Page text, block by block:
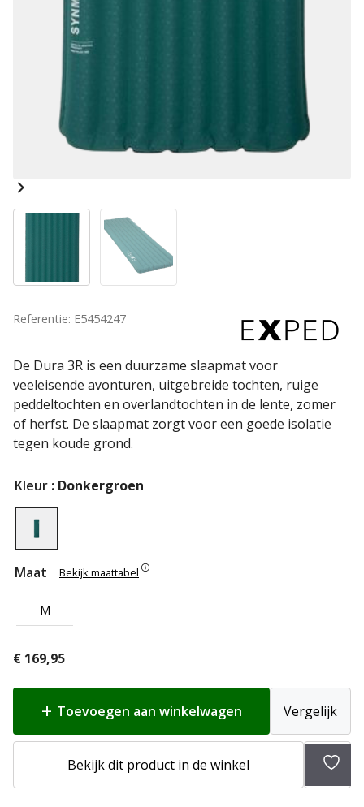
Referentie: E5454247
De Dura 3R is een duurzame slaapmat voor
veeleisende avonturen, uitgebreide tochten, ruige
peddeltochten en overlandtochten in de lente, zomer
of herfst. De slaapmat zorgt voor een goede isolatie
tegen koude grond.
Kleur : Donkergroen
Maat Bekijk maattabel
M
€ 169,95
Toevoegen aan winkelwagen Vergelijk
Bekijk dit product in de winkel